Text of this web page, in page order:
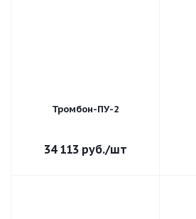
Тромбон-ПУ-2
34 113 руб./шт